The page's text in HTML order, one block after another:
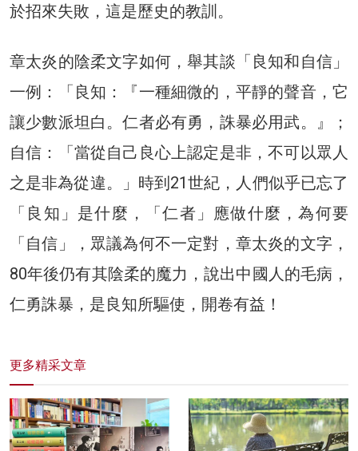
於招來失敗，這是歷史的教訓。
章太炎的陰柔文字如何，舉其談「良知和自信」
一例：「良知：『一種細微的，平靜的聲音，它
讓少數派坦白。仁者必有勇，誅暴必用武。』；
自信：「當從自己良心上認定是非，不可以眾人
之是非為從違。」時到21世紀，人們似乎已忘了
「良知」是什麼，「仁者」應做什麼，為何要
「自信」，眾議為何不一定對，章太炎的文字，
80年後仍有其陰柔的魔力，說出中國人的毛病，
仁勇誅暴，是良知所驅使，開卷有益！
更多精采文章